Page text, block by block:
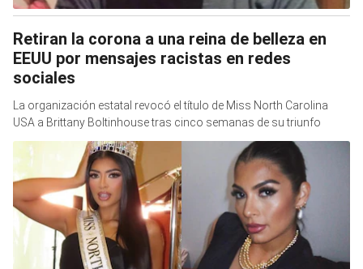
Retiran la corona a una reina de belleza en
EEUU por mensajes racistas en redes
sociales
La organización estatal revocó el título de Miss North Carolina
USA a Brittany Boltinhouse tras cinco semanas de su triunfo